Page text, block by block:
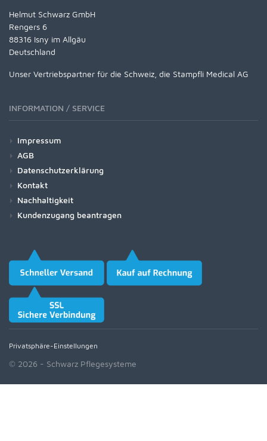
Helmut Schwarz GmbH
Rengers 6
88316 Isny im Allgäu
Deutschland
Unser Vertriebspartner für die Schweiz, die Stampfli Medical AG
INFORMATION / SERVICE
Impressum
AGB
Datenschutzerklärung
Kontakt
Nachhaltigkeit
Kundenzugang beantragen
Privatsphäre-Einstellungen
© 2026 - Schwarz Pflegesysteme